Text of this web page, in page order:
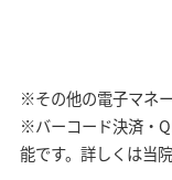
※その他の電子マネ
※バーコード決済・
能です。詳しくは当